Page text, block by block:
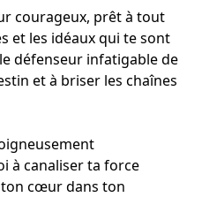
courageux, prêt à tout
et les idéaux qui te sont
défenseur infatigable de
et à briser les chaînes
à canaliser ta force
cœur dans ton